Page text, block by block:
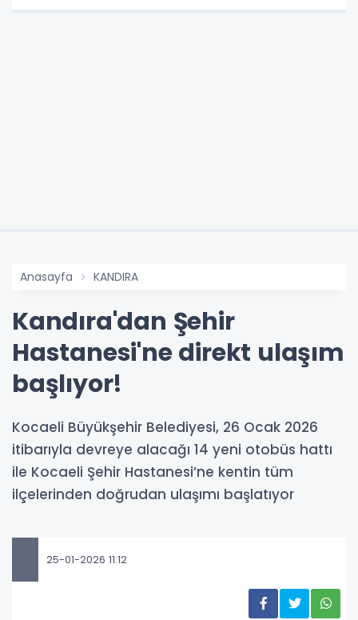
Anasayfa KANDIRA
Kandıra'dan Şehir
Hastanesi'ne direkt ulaşım
başlıyor!
Kocaeli Büyükşehir Belediyesi, 26 Ocak 2026
itibarıyla devreye alacağı 14 yeni otobüs hattı
ile Kocaeli Şehir Hastanesi’ne kentin tüm
ilçelerinden doğrudan ulaşımı başlatıyor
25-01-2026 11:12